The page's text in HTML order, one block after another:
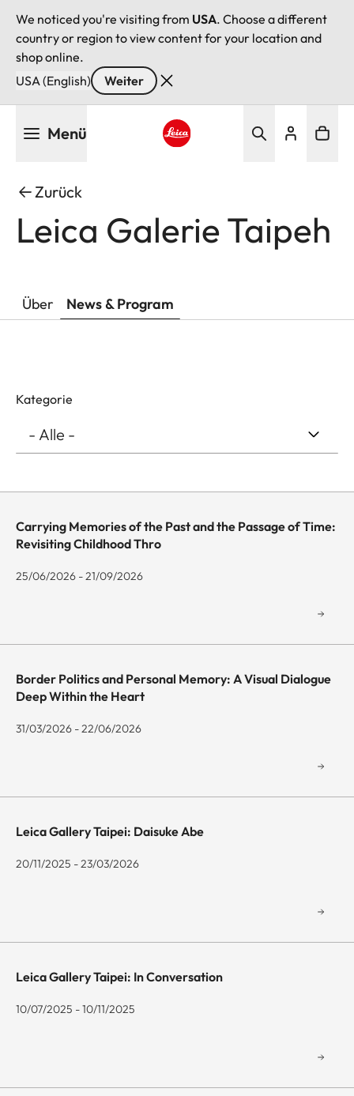
We noticed you're visiting from USA. Choose a different
country or region to view content for your location and
shop online.
USA (English)
Weiter
Menü
Zurück
Leica Galerie Taipeh
Über News & Program
Kategorie
Carrying Memories of the Past and the Passage of Time:
Revisiting Childhood Thro
25/06/2026 - 21/09/2026
Border Politics and Personal Memory: A Visual Dialogue
Deep Within the Heart
31/03/2026 - 22/06/2026
Leica Gallery Taipei: Daisuke Abe
20/11/2025 - 23/03/2026
Leica Gallery Taipei: In Conversation
10/07/2025 - 10/11/2025